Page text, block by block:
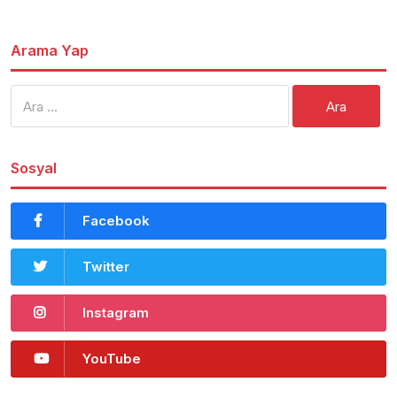
Arama Yap
Sosyal
Facebook
Twitter
Instagram
YouTube